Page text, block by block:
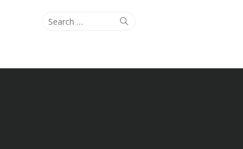
Search
Search